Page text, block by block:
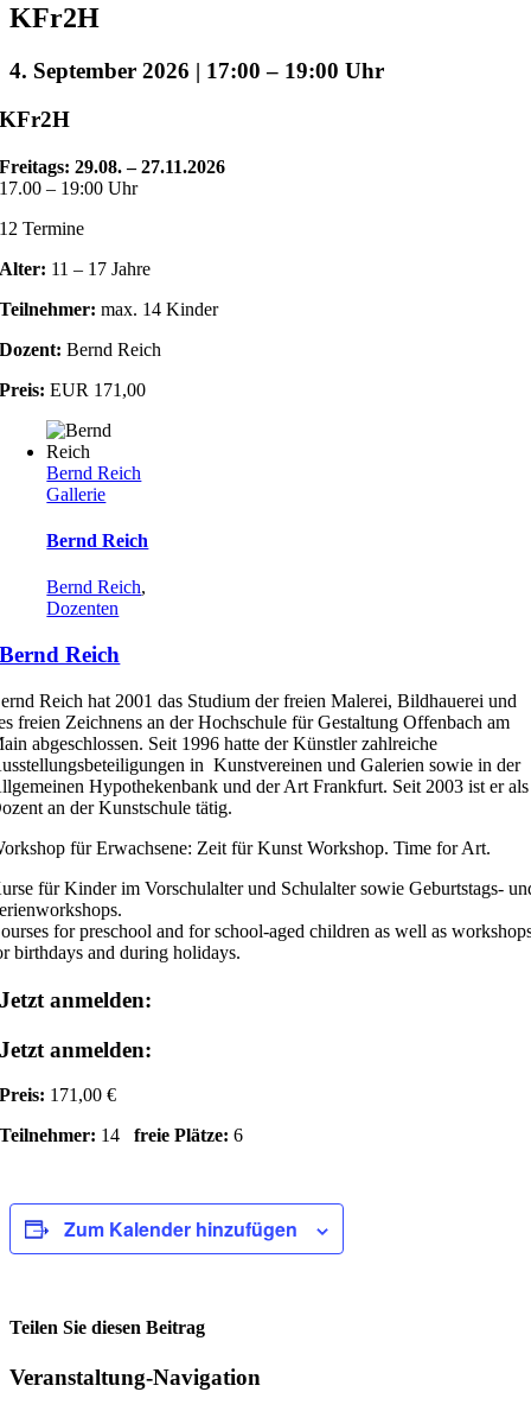
KFr2H
4. September 2026 | 17:00 – 19:00
KFr2H
Freitags: 29.08. – 27.11.2026
17.00 – 19:00 Uhr
12 Termine
Alter: 11 – 17 Jahre
Teilnehmer: max. 14 Kinder
Dozent: Bernd Reich
Preis: EUR 171,00
Bernd Reich
Gallerie
Bernd Reich
Bernd Reich,
Dozenten
Bernd Reich
Reich hat 2001 das Studium der freien Malerei, Bildhauerei und
freien Zeichnens an der Hochschule für Gestaltung Offenbach am
abgeschlossen. Seit 1996 hatte der Künstler zahlreiche
in Kunstvereinen und Galerien sowie in der
Hypothekenbank und der Art Frankfurt. Seit 2003 ist er als
an der Kunstschule tätig.
für Erwachsene: Zeit für Kunst Workshop. Time for Art.
für Kinder im Vorschulalter und Schulalter sowie Geburtstags-
for preschool and for school-aged children as well as
birthdays and during holidays.
Jetzt anmelden:
Jetzt anmelden:
Preis: 171,00 €
Teilnehmer: 14freie Plätze: 6
Zum Kalender hinzufügen
Teilen Sie diesen Beitrag
Facebook
Veranstaltung-Navigation